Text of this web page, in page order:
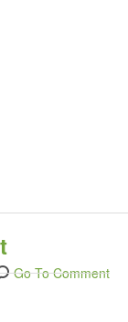
Go To Comment